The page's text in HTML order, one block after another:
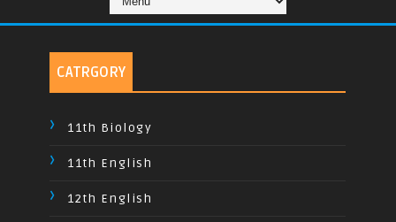
CATRGORY
11th Biology
11th English
12th English